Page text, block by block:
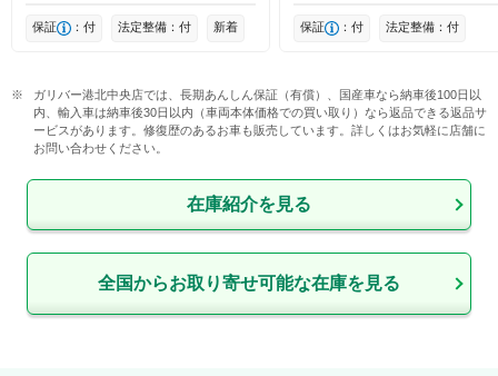
保証 ：付 法定整備：付 新着 保証 ：付 法定整備：付
ガリバー港北中央店では、長期あんしん保証（有償）、国産車なら納車後100日以
内、輸入車は納車後30日以内（車両本体価格での買い取り）なら返品できる返品サ
ービスがあります。修復歴のあるお車も販売しています。詳しくはお気軽に店舗に
お問い合わせください。
在庫紹介を見る
全国からお取り寄せ可能な在庫を見る